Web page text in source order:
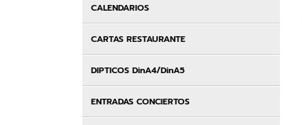
CALENDARIOS
CARTAS RESTAURANTE
DIPTICOS DinA4/DinA5
ENTRADAS CONCIERTOS